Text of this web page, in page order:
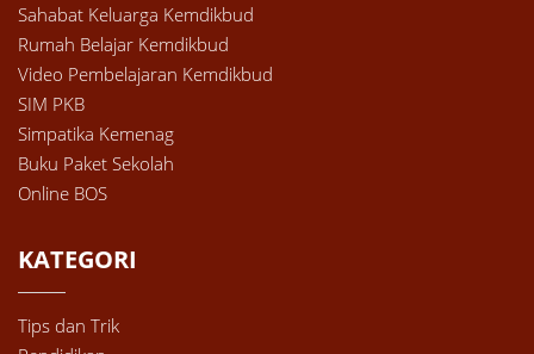
Sahabat Keluarga Kemdikbud
Rumah Belajar Kemdikbud
Video Pembelajaran Kemdikbud
SIM PKB
Simpatika Kemenag
Buku Paket Sekolah
Online BOS
KATEGORI
Tips dan Trik